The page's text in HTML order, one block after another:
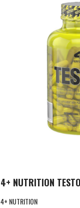
4+ NUTRITION
4+ NUTRITION